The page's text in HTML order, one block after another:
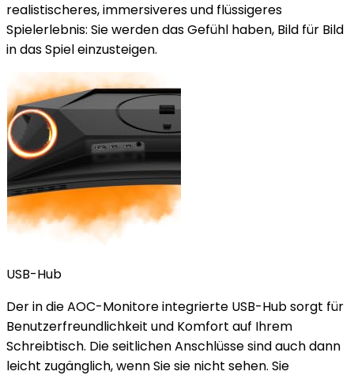
realistischeres, immersiveres und flüssigeres
Spielerlebnis: Sie werden das Gefühl haben, Bild für Bild
in das Spiel einzusteigen.
USB-Hub
Der in die AOC-Monitore integrierte USB-Hub sorgt für
Benutzerfreundlichkeit und Komfort auf Ihrem
Schreibtisch. Die seitlichen Anschlüsse sind auch dann
leicht zugänglich, wenn Sie sie nicht sehen. Sie